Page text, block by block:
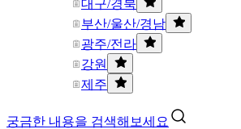
대구/경북
부산/울산/경남
광주/전라
강원
제주
궁금한 내용을 검색해보세요